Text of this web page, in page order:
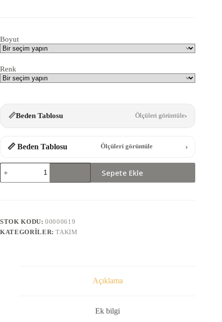
Boyut
Renk
📏Beden Tablosu Ölçüleri görüntüle›
📏 Beden Tablosu Ölçüleri görüntüle ›
17502-
TAKIM
adet
Sepete Ekle
STOK KODU:00000619
KATEGORILER:TAKIM
Açıklama
Ek bilgi